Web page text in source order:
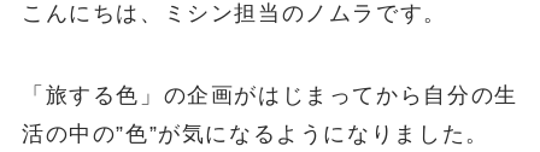
こんにちは、ミシン担当のノムラです。
「旅する色」の企画がはじまってから自分の生
活の中の”色”が気になるようになりました。